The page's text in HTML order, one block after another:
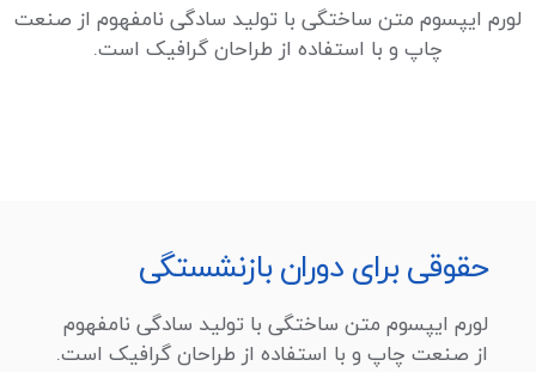
لورم ایپسوم متن ساختگی با تولید سادگی نامفهوم از صنعت
چاپ و با استفاده از طراحان گرافیک است.
حقوقی برای دوران بازنشستگی
لورم ایپسوم متن ساختگی با تولید سادگی نامفهوم
از صنعت چاپ و با استفاده از طراحان گرافیک است.